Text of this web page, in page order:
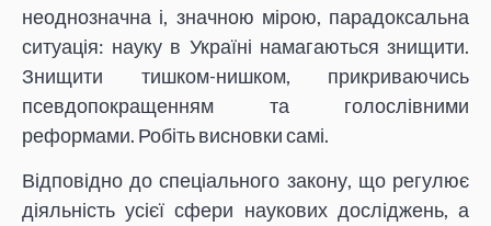
неоднозначна і, значною мірою, парадоксальна
ситуація: науку в Україні намагаються знищити.
Знищити тишком-нишком, прикриваючись
псевдопокращенням та голослівними
реформами. Робіть висновки самі.
Відповідно до спеціального закону, що регулює
діяльність усієї сфери наукових досліджень, а